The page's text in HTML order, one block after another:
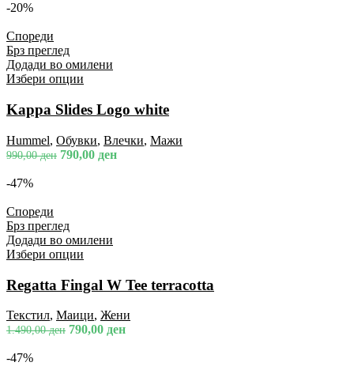
-20%
Спореди
Брз преглед
Додади во омилени
Избери опции
Kappa Slides Logo white
Hummel, Обувки, Влечки, Мажи
990,00ден 790,00 ден
-47%
Спореди
Брз преглед
Додади во омилени
Избери опции
Regatta Fingal W Tee terracotta
Текстил, Маици, Жени
1.490,00ден 790,00 ден
-47%